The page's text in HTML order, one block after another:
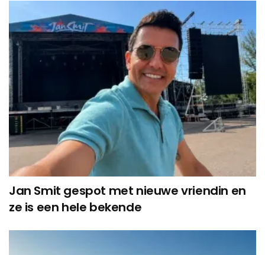
Jan Smit gespot met nieuwe vriendin en
ze is een hele bekende